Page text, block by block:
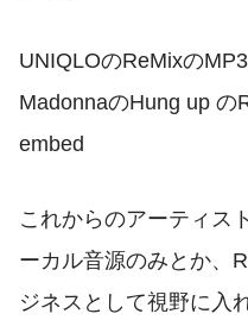
UNIQLOのReMixの
MadonnaのHung up の
embed
これからのアーティス
ーカル音源のみとか、
ジネスとして視野に入